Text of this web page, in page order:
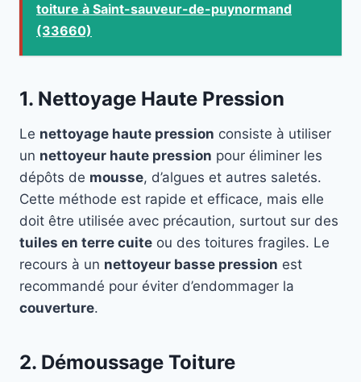
toiture à Saint-sauveur-de-puynormand
(33660)
1. Nettoyage Haute Pression
Le nettoyage haute pression consiste à utiliser
un nettoyeur haute pression pour éliminer les
dépôts de mousse, d’algues et autres saletés.
Cette méthode est rapide et efficace, mais elle
doit être utilisée avec précaution, surtout sur des
tuiles en terre cuite ou des toitures fragiles. Le
recours à un nettoyeur basse pression est
recommandé pour éviter d’endommager la
couverture.
2. Démoussage Toiture